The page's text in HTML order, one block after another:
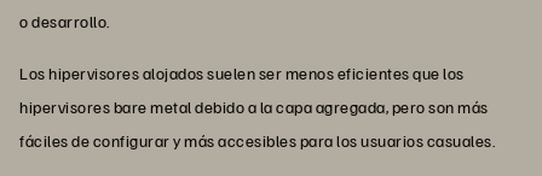
o desarrollo.
Los hipervisores alojados suelen ser menos eficientes que los
hipervisores bare metal debido a la capa agregada, pero son más
fáciles de configurar y más accesibles para los usuarios casuales.